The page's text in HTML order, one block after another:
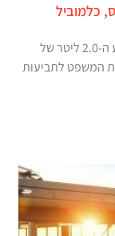
כלמוביל
אחד מאלפי נפגעי הכשל הסדרתי במנוע ה-2.0 ליטר של
המשפט לתביעות